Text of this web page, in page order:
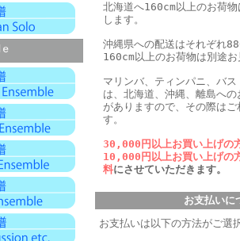
北海道へ160cm以上のお荷
します。
沖縄県への配送はそれぞれ
160cm以上のお荷物は別途
マリンバ、ティンパニ、バ
は、北海道、沖縄、離島へ
がありますので、その際は
す。
30,000円以上お買い上げの
10,000円以上お買い上げの
料にさせていただきます。
お支払いに
お支払いは以下の方法がご選